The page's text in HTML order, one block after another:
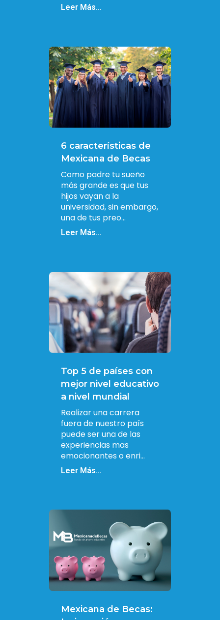
Leer Más...
6 características de
Mexicana de Becas
Como padre tu sueño
más grande es que tus
hijos vayan a la
universidad, sin embargo,
una de tus preo...
Leer Más...
Top 5 de países con
mejor nivel educativo
a nivel mundial
Realizar una carrera
fuera de nuestro país
puede ser una de las
experiencias mas
emocionantes o enri...
Leer Más...
Mexicana de Becas: